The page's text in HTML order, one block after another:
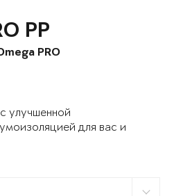
PP
PRO
улучшенной
для вас и